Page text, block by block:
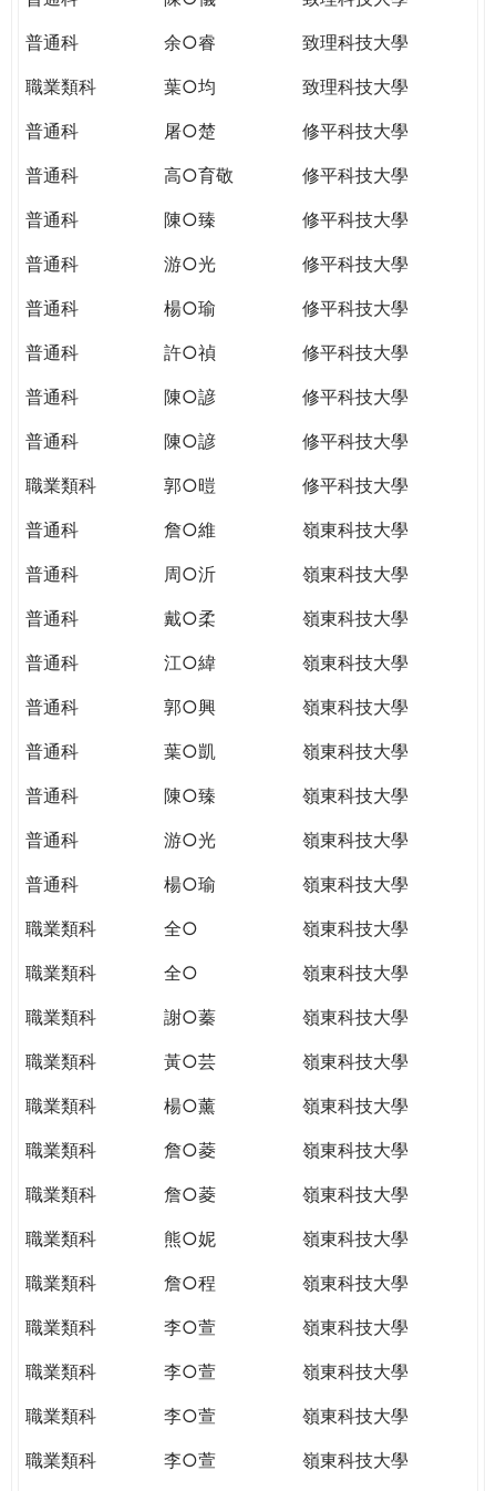
普通科
余○睿
致理科技大學
職業類科
葉○均
致理科技大學
普通科
屠○楚
修平科技大學
普通科
高○育敬
修平科技大學
普通科
陳○臻
修平科技大學
普通科
游○光
修平科技大學
普通科
楊○瑜
修平科技大學
普通科
許○禎
修平科技大學
普通科
陳○諺
修平科技大學
普通科
陳○諺
修平科技大學
職業類科
郭○暟
修平科技大學
普通科
詹○維
嶺東科技大學
普通科
周○沂
嶺東科技大學
普通科
戴○柔
嶺東科技大學
普通科
江○緯
嶺東科技大學
普通科
郭○興
嶺東科技大學
普通科
葉○凱
嶺東科技大學
普通科
陳○臻
嶺東科技大學
普通科
游○光
嶺東科技大學
普通科
楊○瑜
嶺東科技大學
職業類科
全○
嶺東科技大學
職業類科
全○
嶺東科技大學
職業類科
謝○蓁
嶺東科技大學
職業類科
黃○芸
嶺東科技大學
職業類科
楊○薰
嶺東科技大學
職業類科
詹○菱
嶺東科技大學
職業類科
詹○菱
嶺東科技大學
職業類科
熊○妮
嶺東科技大學
職業類科
詹○程
嶺東科技大學
職業類科
李○萱
嶺東科技大學
職業類科
李○萱
嶺東科技大學
職業類科
李○萱
嶺東科技大學
職業類科
李○萱
嶺東科技大學